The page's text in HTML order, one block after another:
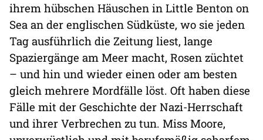
ihrem hübschen Häuschen in Little Benton on
Sea an der englischen Südküste, wo sie jeden
Tag ausführlich die Zeitung liest, lange
Spaziergänge am Meer macht, Rosen züchtet
– und hin und wieder einen oder am besten
gleich mehrere Mordfälle löst. Oft haben diese
Fälle mit der Geschichte der Nazi-Herrschaft
und ihrer Verbrechen zu tun. Miss Moore,